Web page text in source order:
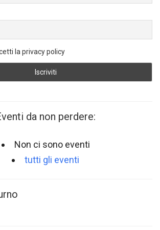
la privacy policy
da non perdere:
Non ci sono eventi
tutti gli eventi